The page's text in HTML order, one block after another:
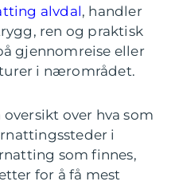
alvdal, handler
ren og praktisk
gjennomreise eller
i nærområdet.
over hva som
i
som finnes,
for å få mest